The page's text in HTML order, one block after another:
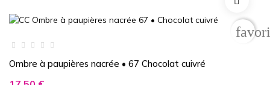
Ombre à paupières nacrée • 67 Chocolat cuivré
Prix